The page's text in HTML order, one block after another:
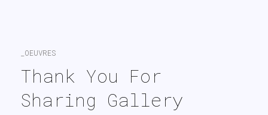
_OEUVRES
Thank You For
Sharing Gallery